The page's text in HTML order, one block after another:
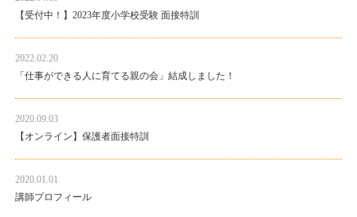
【受付中！】2023年度小学校受験 面接特訓
2022.02.20
「仕事ができる人に育てる親の会」結成しました！
2020.09.03
【オンライン】保護者面接特訓
2020.01.01
講師プロフィール